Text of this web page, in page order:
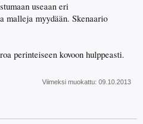
useaan eri
malleja myydään. Skenaario
perinteiseen kovoon hulppeasti.
Viimeksi muokattu: 09.10.2013